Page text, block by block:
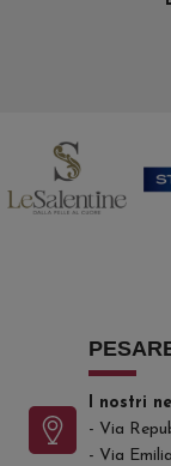
I nostri
- Via
- Via